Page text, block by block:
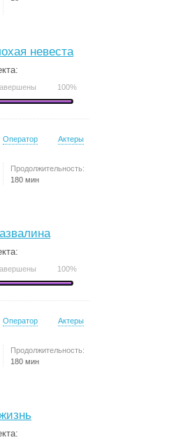
невеста
100%
Оператор Актеры
Продолжительность:
180 мин
100%
Оператор Актеры
Продолжительность:
180 мин